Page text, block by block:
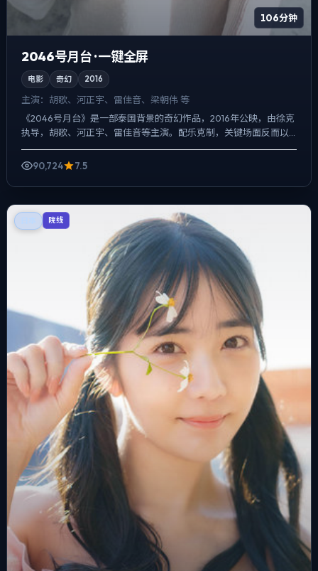
106分钟
2046号月台 · 一键全屏
电影 奇幻 2016
主演： 胡歌、河正宇、雷佳音、梁朝伟 等
《2046号月台》是一部泰国背景的奇幻作品，2016年公映，由徐克
执导，胡歌、河正宇、雷佳音等主演。配乐克制，关键场面反而以
环境声托情绪，动作戏服务于叙事节点，每场打斗都改变人...
90,724
7.5
院线